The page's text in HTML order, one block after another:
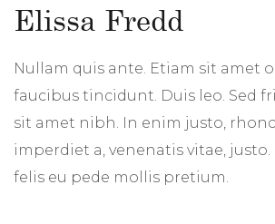
Elissa Fredd
Nullam quis ante. Etiam sit amet
faucibus tincidunt. Duis leo. Sed
sit amet nibh. In enim justo,
imperdiet a, venenatis vitae,
felis eu pede mollis pretium.